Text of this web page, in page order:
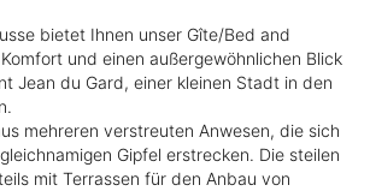
bietet Ihnen unser Gîte/Bed and
und einen außergewöhnlichen Blick
Jean du Gard, einer kleinen Stadt in den
mehreren verstreuten Anwesen, die sich
Gipfel erstrecken. Die steilen
mit Terrassen für den Anbau von